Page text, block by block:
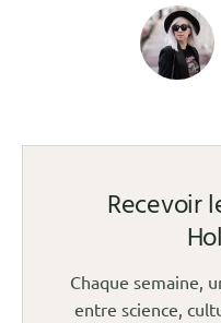
Recevoir
Chaque semaine,
entre science,